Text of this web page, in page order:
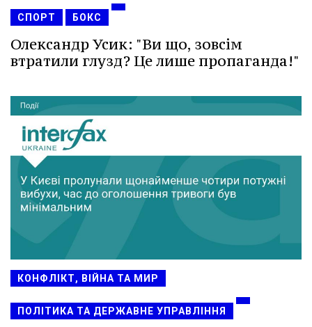
СПОРТ БОКС
Олександр Усик: "Ви що, зовсім
втратили глузд? Це лише пропаганда!"
КОНФЛІКТ, ВІЙНА ТА МИР
ПОЛІТИКА ТА ДЕРЖАВНЕ УПРАВЛІННЯ